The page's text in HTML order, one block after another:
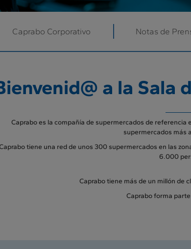
Caprabo Corporativo Notas de
a la Sala
Caprabo es la compañía de supermercados de
supermercados más
tiene una red de unos 300 supermercados en las
6.000
Caprabo tiene más de un millón de
Caprabo forma